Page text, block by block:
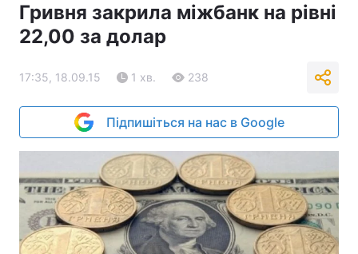
Гривня закрила міжбанк на рівні
22,00 за долар
17:35, 18.09.15 1 хв. 238
Підпишіться на нас в Google